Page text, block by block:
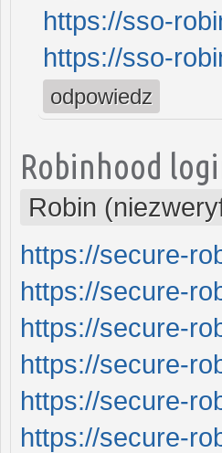
https://sso-
https://sso-
odpowiedz
Robinhood
Robin
https://secure-
https://secure-
https://secure-
https://secure-
https://secure-
https://secure-